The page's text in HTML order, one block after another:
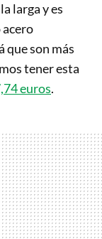
larga y es
que son más
tener esta
euros.